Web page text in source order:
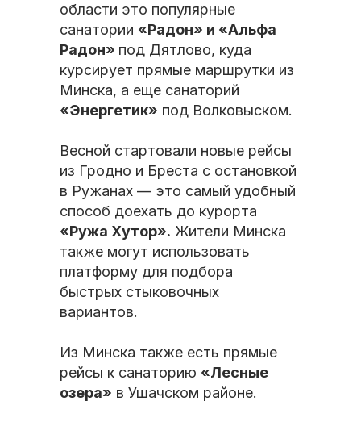
области это популярные
санатории «Радон» и «Альфа
Радон» под Дятлово, куда
курсирует прямые маршрутки из
Минска, а еще санаторий
«Энергетик» под Волковыском.
Весной стартовали новые рейсы
из Гродно и Бреста с остановкой
в Ружанах — это самый удобный
способ доехать до курорта
«Ружа Хутор». Жители Минска
также могут использовать
платформу для подбора
быстрых стыковочных
вариантов.
Из Минска также есть прямые
рейсы к санаторию «Лесные
озера» в Ушачском районе.